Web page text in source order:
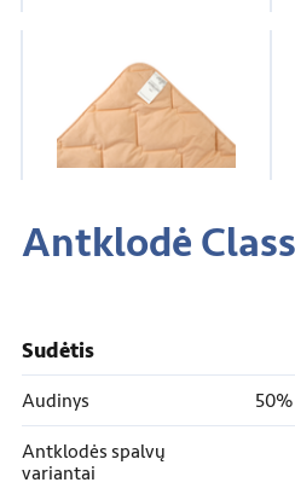
Antklodė
Sudėtis
Audinys
Antklodės spalvų
variantai